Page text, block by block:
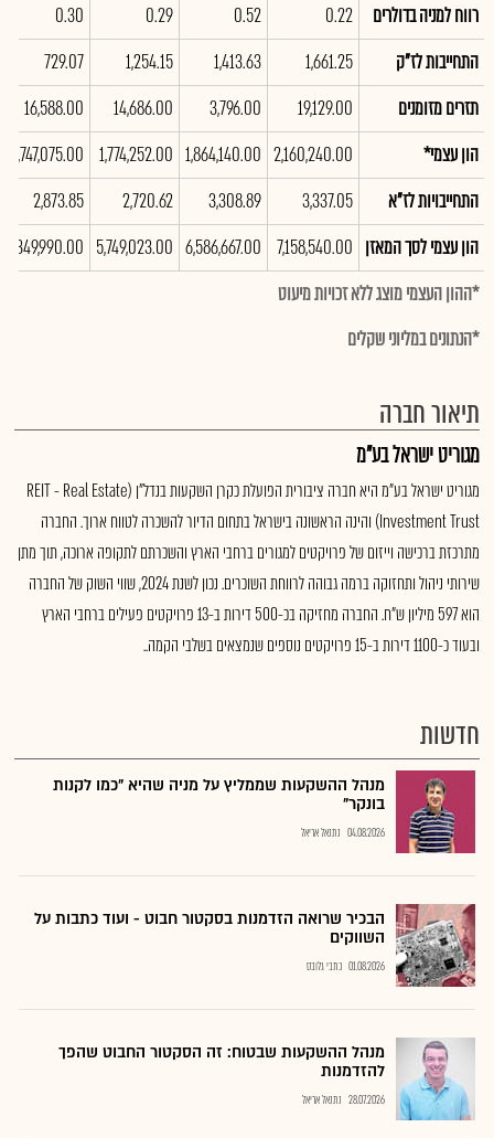
רווח למניה בדולרים
0.22
0.52
0.29
0.30
התחייבות לז"ק
1,661.25
1,413.63
1,254.15
729.07
תזרים מזומנים
19,129.00
3,796.00
14,686.00
16,588.00
הון עצמי*
2,160,240.00
1,864,140.00
1,774,252.00
1,747,075.00
התחייבויות לז"א
3,337.05
3,308.89
2,720.62
2,873.85
הון עצמי לסך המאזן 7,158,540.00
6,586,667.00
5,749,023.00
5,349,990.00
*ההון העצמי מוצג ללא זכויות מיעוט
*הנתונים במליוני שקלים
תיאור חברה
מגוריט ישראל בע"מ
מגוריט ישראל בע"מ היא חברה ציבורית הפועלת כקרן השקעות בנדל"ן (REIT - Real Estate
Investment Trust) והינה הראשונה בישראל בתחום הדיור להשכרה לטווח ארוך. החברה
מתרכזת ברכישה וייזום של פרויקטים למגורים ברחבי הארץ והשכרתם לתקופה ארוכה, תוך מתן
שירותי ניהול ותחזוקה ברמה גבוהה לרווחת השוכרים. נכון לשנת 2024, שווי השוק של החברה
הוא 597 מיליון ש"ח. החברה מחזיקה בכ-500 דירות ב-13 פרויקטים פעילים ברחבי הארץ
ובעוד כ-1100 דירות ב-15 פרויקטים נוספים שנמצאים בשלבי הקמה..
חדשות
מנהל ההשקעות שממליץ על מניה שהיא "כמו לקנות
בונקר"
04.08.2026 נתנאל אריאל
הבכיר שרואה הזדמנות בסקטור חבוט - ועוד כתבות על
השווקים
01.08.2026 כתבי גלובס
מנהל ההשקעות שבטוח: זה הסקטור החבוט שהפך
להזדמנות
28.07.2026 נתנאל אריאל